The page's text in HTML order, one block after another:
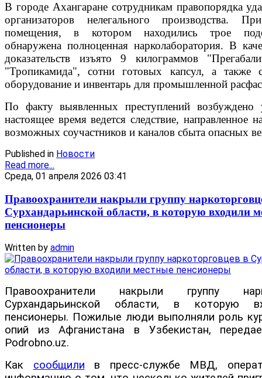
В городе Ахангаране сотрудникам правопорядка
организаторов нелегального производства.
помещения, в котором находились трое
обнаружена полноценная нарколаборатория. В
доказательств изъято 9 килограммов
"Тропикамида", сотни готовых капсул, а также
оборудование и инвентарь для промышленной
По факту выявленных преступлений возбуждено
настоящее время ведется следствие, направленное
возможных соучастников и каналов сбыта опасных
Published in Новости
Read more...
Среда, 01 апреля 2026 03:41
Правоохранители накрыли группу
Сурхандарьинской области, в которую входили
пенсионеры
Written by admin
Правоохранители накрыли группу
Сурхандарьинской области, в которую
пенсионеры. Пожилые люди выполняли роль
опий из Афганистана в Узбекистан,
Podrobno.uz.
Как сообщили в пресс-службе МВД,